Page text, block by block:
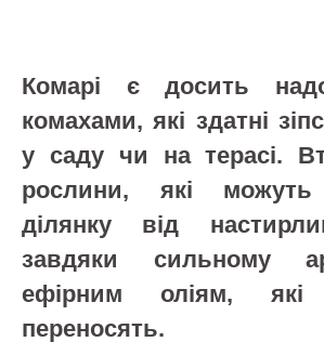
Комарі є досить
комахами, які здатні
у саду чи на терасі.
рослини, які можуть
ділянку від
завдяки сильному
ефірним оліям,
переносять.